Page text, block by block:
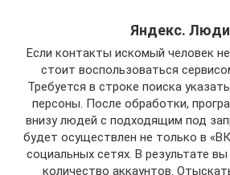
Яндекс. Люди
Если контакты искомый человек
стоит воспользоваться
Требуется в строке поиска
персоны. После обработки,
внизу людей с подходящим под
будет осуществлен не только в
социальных сетях. В результате
количество аккаунтов.